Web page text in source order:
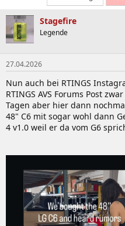
e
l
l
r
t
e
l
m
Stagefire
Legende
27.04.2026
Nun auch bei RTINGS
RTINGS AVS Forums Post
Tagen aber hier dann
48" C6 mit sogar wohl dann
4 v1.0 weil er da vom G6